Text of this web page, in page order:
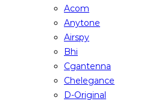
Acom
Anytone
Airspy
Bhi
Cgantenna
Chelegance
D-Original